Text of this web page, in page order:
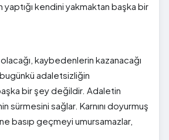
kendini yakmaktan başka bir
kaybedenlerin kazanacağı
adaletsizliğin
bir şey değildir. Adaletin
sürmesini sağlar. Karnını doyurmuş
basıp geçmeyi umursamazlar,